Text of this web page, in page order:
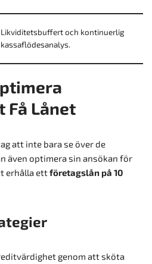
Likviditetsbuffert och kontinuerlig
kassaflödesanalys.
Få Lånet
att inte bara se över de
även optimera sin ansökan för
erhålla ettföretagslån på 10
genom att sköta